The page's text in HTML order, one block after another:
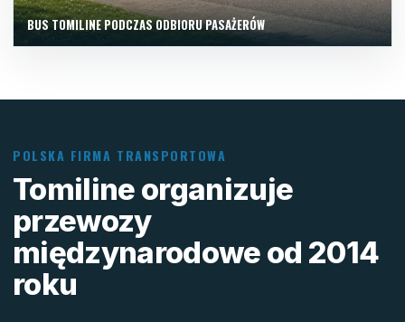
BUS TOMILINE PODCZAS ODBIORU PASAŻERÓW
POLSKA FIRMA TRANSPORTOWA
Tomiline organizuje
przewozy
międzynarodowe od 2014
roku